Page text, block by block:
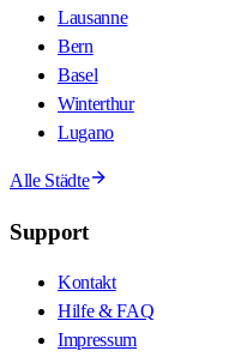
Lausanne
Bern
Basel
Winterthur
Lugano
Alle Städte
Support
Kontakt
Hilfe & FAQ
Impressum